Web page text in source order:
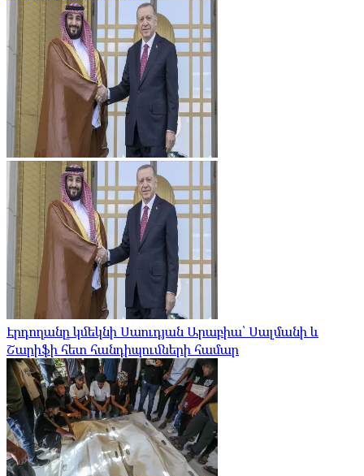
Էրդողանը կմեկնի Սաուդյան Արաբիա՝ Սալմանի և
Շարիֆի հետ հանդիպումների համար